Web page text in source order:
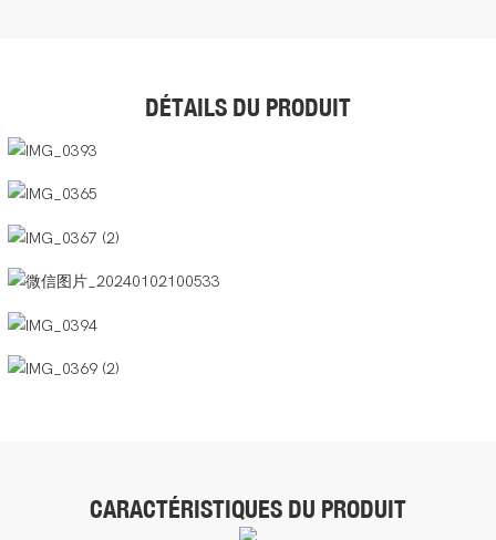
DÉTAILS DU PRODUIT
CARACTÉRISTIQUES DU PRODUIT